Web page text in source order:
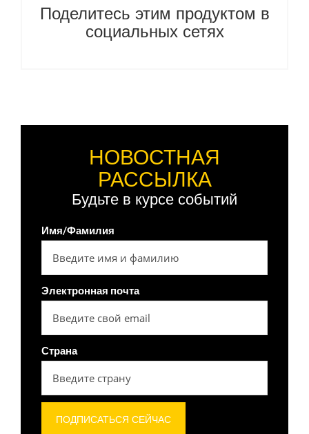
Поделитесь этим продуктом в
социальных сетях
НОВОСТНАЯ
РАССЫЛКА
Будьте в курсе событий
Имя/Фамилия
Электронная почта
Страна